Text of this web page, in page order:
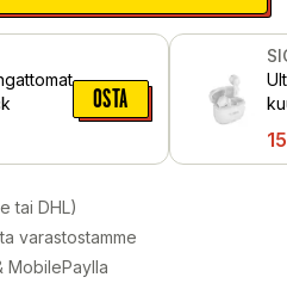
OSTA
tai DHL)
varastostamme
MobilePaylla